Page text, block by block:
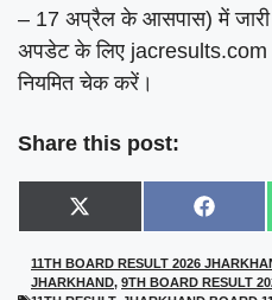
– 17 अप्रैल के आसपास) में जारी
अपडेट के लिए
नियमित चेक करें।
Share this post:
Share
on
X
(
w
i
Share
on
F
a
e
b
11TH BOARD RESULT 2026
JHARKHAND, 9TH BOARD RESULT